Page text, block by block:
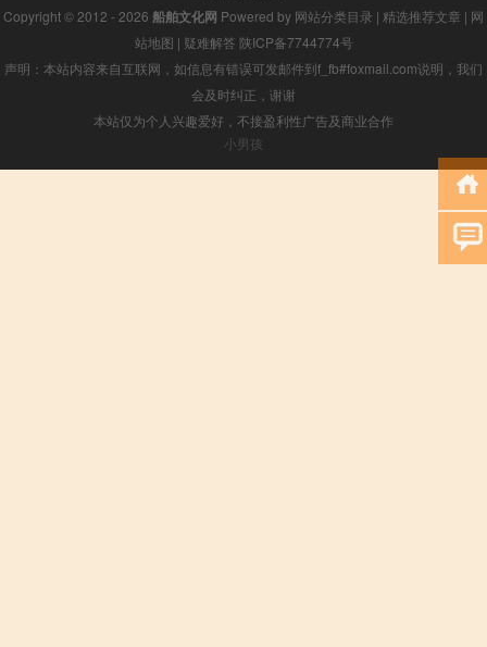
Copyright © 2012 - 2026 船舶文化网 Powered by 网站分类目录 | 精选推荐文章 | 网
站地图 | 疑难解答 陕ICP备7744774号
声明：本站内容来自互联网，如信息有错误可发邮件到f_fb#foxmail.com说明，我们
会及时纠正，谢谢
本站仅为个人兴趣爱好，不接盈利性广告及商业合作
小男孩